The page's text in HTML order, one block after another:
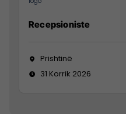
Recepsioniste
Prishtinë
31 Korrik 2026